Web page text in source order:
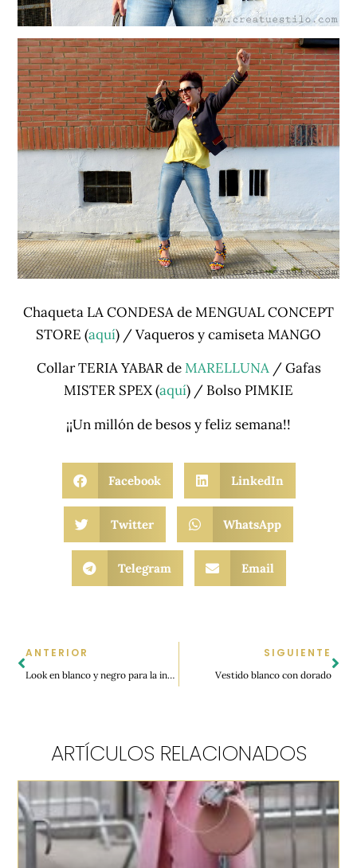
Chaqueta LA CONDESA de MENGUAL CONCEPT
STORE (aquí) / Vaqueros y camiseta MANGO
Collar TERIA YABAR deMARELLUNA / Gafas
MISTER SPEX (aquí) / Bolso PIMKIE
¡¡Un millón de besos y feliz semana!!
Facebook LinkedIn
Twitter WhatsApp
Telegram Email
ANTERIOR
Look en blanco y negro para la inauguración de Susurros de Moda
SIGUIENTE
Vestido blanco con dorado
ARTÍCULOS RELACIONADOS